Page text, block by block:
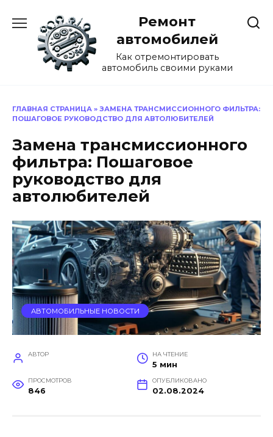
содержанию
Ремонт
автомобилей
Как отремонтировать
автомобиль своими руками
ГЛАВНАЯ СТРАНИЦА » ЗАМЕНА ТРАНСМИССИОННОГО ФИЛЬТРА:
ПОШАГОВОЕ РУКОВОДСТВО ДЛЯ АВТОЛЮБИТЕЛЕЙ
Замена трансмиссионного
фильтра: Пошаговое
руководство для
автолюбителей
АВТОМОБИЛЬНЫЕ НОВОСТИ
АВТОР НА ЧТЕНИЕ
5 мин
ПРОСМОТРОВ
846
ОПУБЛИКОВАНО
02.08.2024